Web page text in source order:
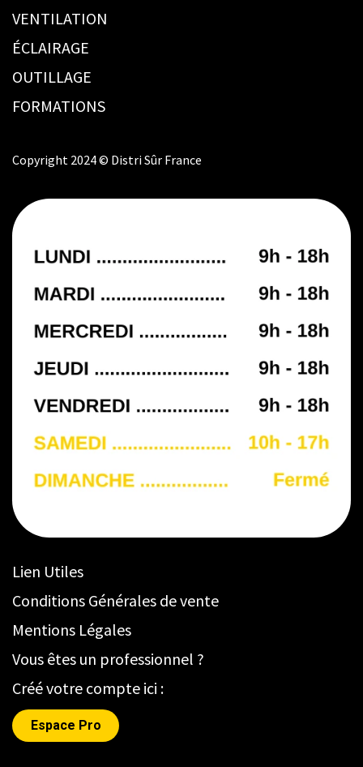
VENTILATION
ÉCLAIRAGE
OUTILLAGE
FORMATIONS
Copyright 2024 © Distri Sûr France
Lien Utiles
Conditions Générales de vente
Mentions Légales
Vous êtes un professionnel ?
Créé votre compte ici :
Espace Pro